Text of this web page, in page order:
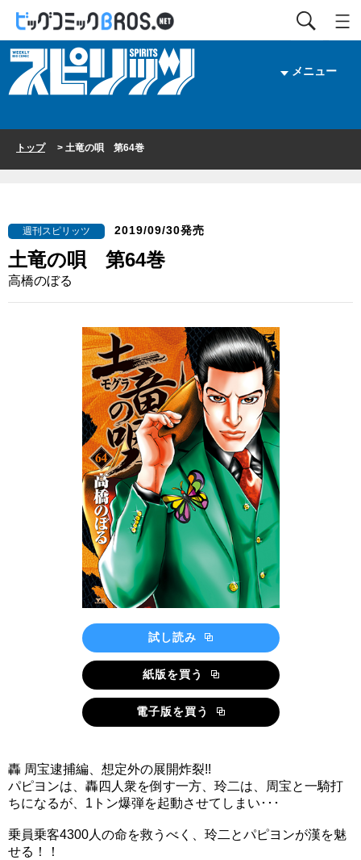
メニュー
トップ> 土竜の唄 第64巻
週刊スピリッツ 2019/09/30発売
土竜の唄 第64巻
高橋のぼる
試し読み
紙版を買う
電子版を買う
轟 周宝逮捕編、想定外の展開炸裂!!
パピヨンは、轟四人衆を倒す一方、玲二は、周宝と一騎打
ちになるが、1トン爆弾を起動させてしまい･･･
乗員乗客4300人の命を救うべく、玲二とパピヨンが漢を魅
せる！！